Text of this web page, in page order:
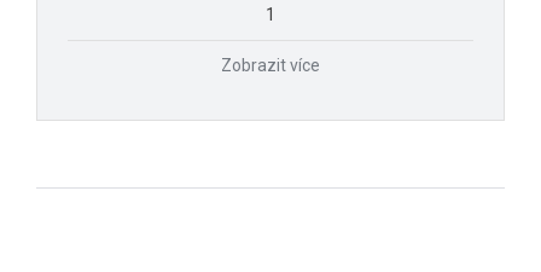
1
Zobrazit více